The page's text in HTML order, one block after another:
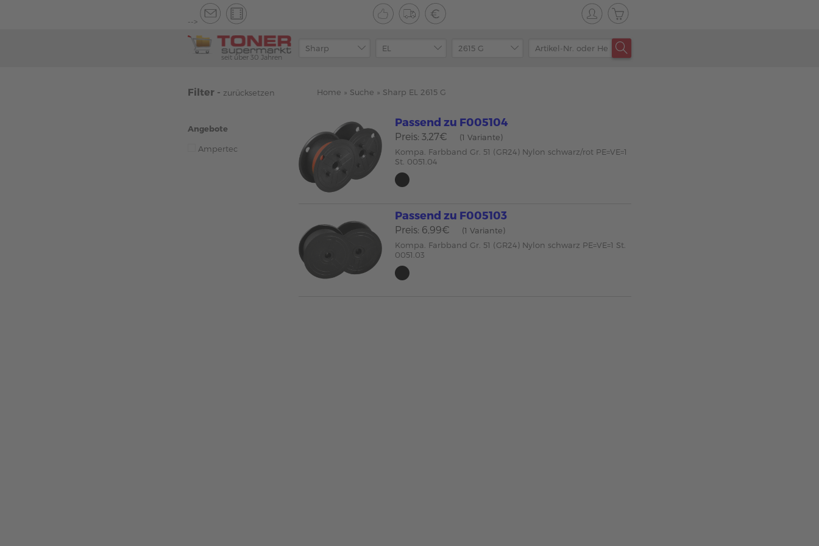
-->
seit über 30 Jahren
Filter - zurücksetzen
Angebote
Ampertec
Home » Suche » Sharp EL 2615 G
Passend zu F005104
Preis: 3,27€
(1 Variante)
Kompa. Farbband Gr. 51 (GR24) Nylon schwarz/rot PE=VE=1
St. 0051.04
Passend zu F005103
Preis: 6,99€
(1 Variante)
Kompa. Farbband Gr. 51 (GR24) Nylon schwarz PE=VE=1 St.
0051.03